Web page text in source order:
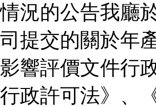
情況的公告我廳
司提交的關於年
影響評價文件行
行政許可法》、